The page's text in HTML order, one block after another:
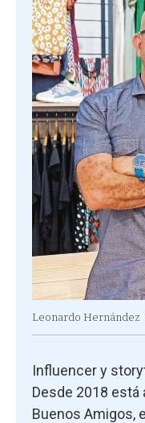
Leonardo Hernández
Influencer y
Desde 2018 está
Buenos Amigos,